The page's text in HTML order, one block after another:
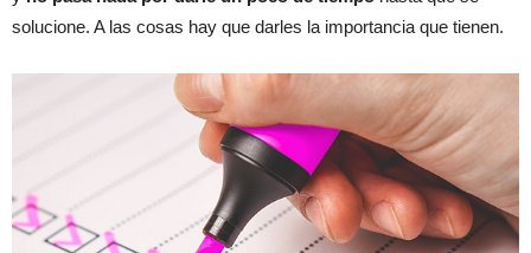
solucione. A las cosas hay que darles la importancia que tienen.